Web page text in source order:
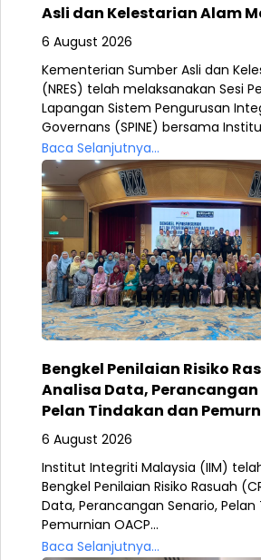
Asli dan Kelestarian Alam
6 August 2026
Kementerian Sumber Asli dan
(NRES) telah melaksanakan Sesi
Lapangan Sistem Pengurusan
Governans (SPINE) bersama
Baca Selanjutnya...
Bengkel Penilaian Risiko
Analisa Data, Perancangan
Pelan Tindakan dan
6 August 2026
Institut Integriti Malaysia (IIM)
Bengkel Penilaian Risiko Rasuah
Data, Perancangan Senario,
Pemurnian OACP...
Baca Selanjutnya...